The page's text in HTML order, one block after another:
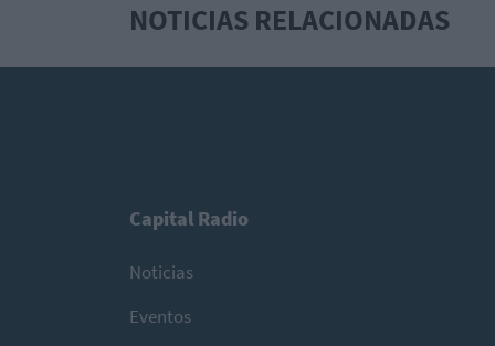
NOTICIAS RELACIONADAS
Capital Radio
Noticias
Eventos